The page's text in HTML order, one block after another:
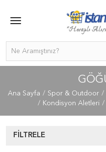
Ana Sayfa Spor & Outdoor
Kondisyon Aletleri
FILTRELE